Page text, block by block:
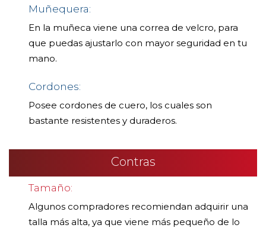
Muñequera:
En la muñeca viene una correa de velcro, para
que puedas ajustarlo con mayor seguridad en tu
mano.
Cordones:
Posee cordones de cuero, los cuales son
bastante resistentes y duraderos.
Contras
Tamaño:
Algunos compradores recomiendan adquirir una
talla más alta, ya que viene más pequeño de lo